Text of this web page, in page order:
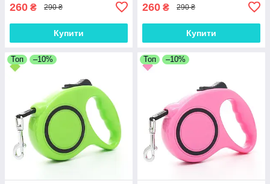
260 ₴ 290 ₴
Купити
260 ₴ 290 ₴
Купити
Топ –10% Топ –10%